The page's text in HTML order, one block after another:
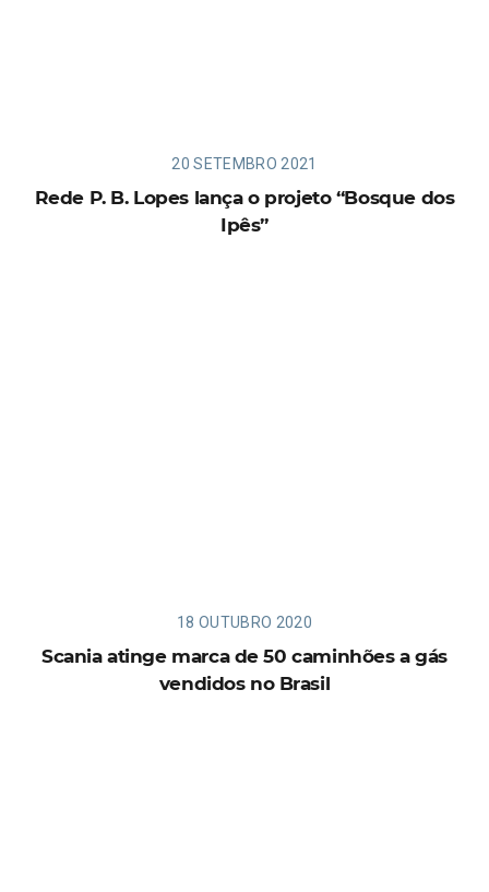
20 SETEMBRO 2021
Rede P. B. Lopes lança o projeto “Bosque dos
Ipês”
18 OUTUBRO 2020
Scania atinge marca de 50 caminhões a gás
vendidos no Brasil